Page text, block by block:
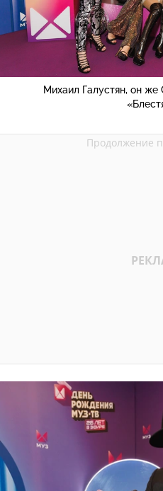
Михаил Галустян, он